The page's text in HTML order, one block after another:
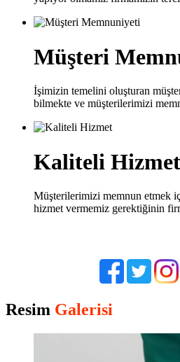
Müşteri
İşimizin temelini oluşturan
bilmekte ve müşterilerimizi
Kaliteli Hizmet
Müşterilerimizi memnun etmek
hizmet vermemiz gerektiğinin
Resim Galerisi